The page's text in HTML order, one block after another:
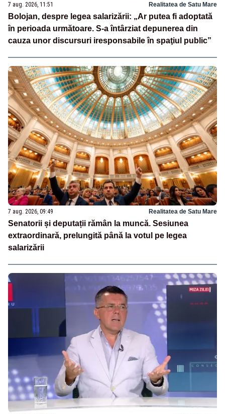
7 aug. 2026, 11:51 Realitatea de Satu Mare
Bolojan, despre legea salarizării: „Ar putea fi adoptată
în perioada următoare. S-a întârziat depunerea din
cauza unor discursuri iresponsabile în spaţiul public”
7 aug. 2026, 09:49 Realitatea de Satu Mare
Senatorii și deputații rămân la muncă. Sesiunea
extraordinară, prelungită până la votul pe legea
salarizării